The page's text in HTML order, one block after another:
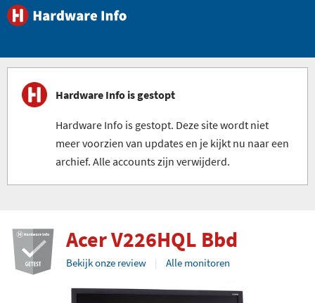
Hardware Info is gestopt
Hardware Info is gestopt. Deze site wordt niet
meer voorzien van updates en je kijkt nu naar een
archief. Alle accounts zijn verwijderd.
Acer V226HQL Bbd
Bekijk onze review Alle monitoren